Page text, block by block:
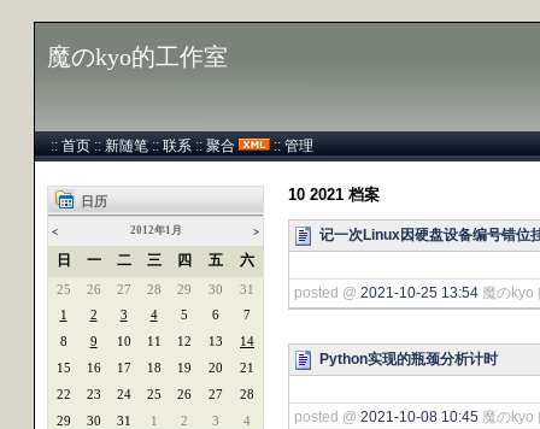
魔のkyo的工作室
:: 首页 :: 新随笔 :: 联系 :: 聚合 :: 管理
日历
< 2012年1月 >
日 一 二 三 四 五 六
25 26 27 28 29 30
31
1
2 3 4 5 6
7
8
9 10 11 12 13
14
15
16 17 18 19 20
21
22
23 24 25 26 27
28
29
30 31 1 2 3 4
10 2021 档案
记一次Linux因硬盘设备编号错位
posted @ 2021-10-25 13:54 魔のkyo
Python实现的瓶颈分析计时
posted @ 2021-10-08 10:45 魔のkyo